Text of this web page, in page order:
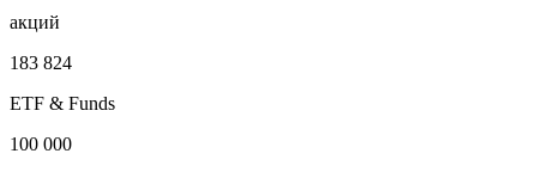
акций
183 824
ETF & Funds
100 000